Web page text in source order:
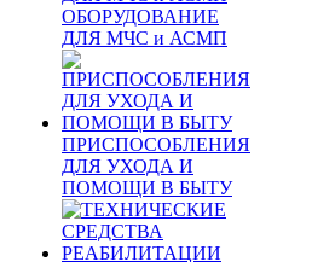
ОБОРУДОВАНИЕ
ДЛЯ МЧС и АСМП
ПРИСПОСОБЛЕНИЯ
ДЛЯ УХОДА И
ПОМОЩИ В БЫТУ